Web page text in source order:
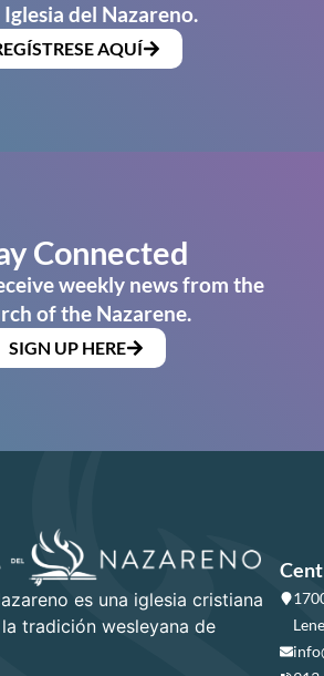
Iglesia del Nazareno.
AQUÍ
Connected
weekly news from the
of the Nazarene.
SIGN UP HERE
es una iglesia cristiana
tradición wesleyana de